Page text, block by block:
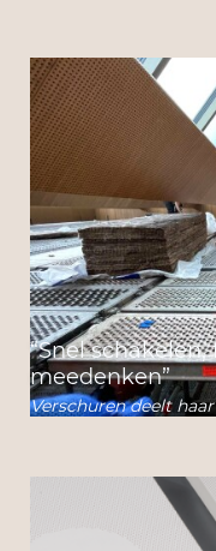
“Snel
meedenken”
Verschuren deelt